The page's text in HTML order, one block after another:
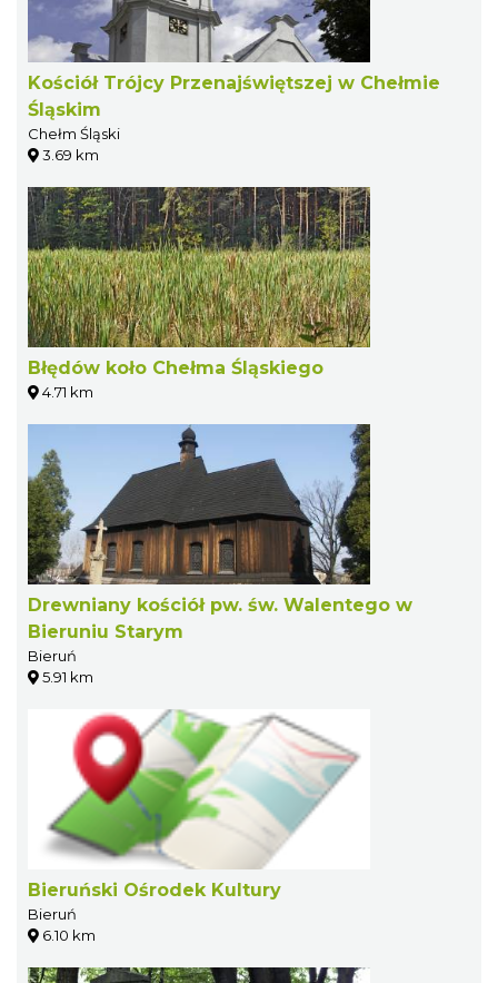
Kościół Trójcy Przenajświętszej w Chełmie
Śląskim
Chełm Śląski
3.69 km
Błędów koło Chełma Śląskiego
4.71 km
Drewniany kościół pw. św. Walentego w
Bieruniu Starym
Bieruń
5.91 km
Bieruński Ośrodek Kultury
Bieruń
6.10 km